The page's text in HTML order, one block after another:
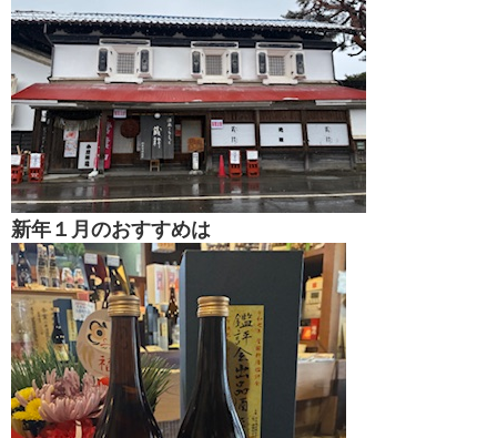
新年１月のおすすめは